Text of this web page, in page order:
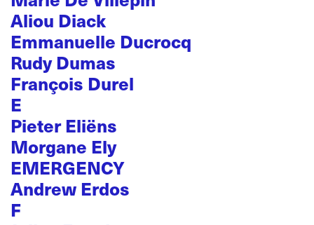
Aliou Diack
Emmanuelle Ducrocq
Rudy Dumas
François Durel
E
Pieter Eliëns
Morgane Ely
EMERGENCY
Andrew Erdos
F